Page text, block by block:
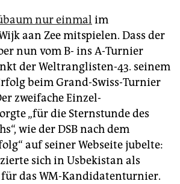
nur einmal im
aan Zee mitspielen. Dass der
nun vom B- ins A-Turnier
der Weltranglisten-43. seinem
beim Grand-Swiss-Turnier
zweifache Einzel-
„für die Sternstunde des
wie der DSB nach dem
auf seiner Webseite jubelte:
sich in Usbekistan als
das WM-Kandidatenturnier.